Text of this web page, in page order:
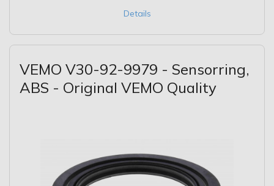
Details
VEMO V30-92-9979 - Sensorring,
ABS - Original VEMO Quality